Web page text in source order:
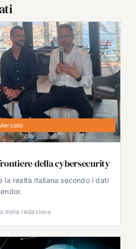
della cybersecurity
la realtà italiana secondo i dati
della redazione